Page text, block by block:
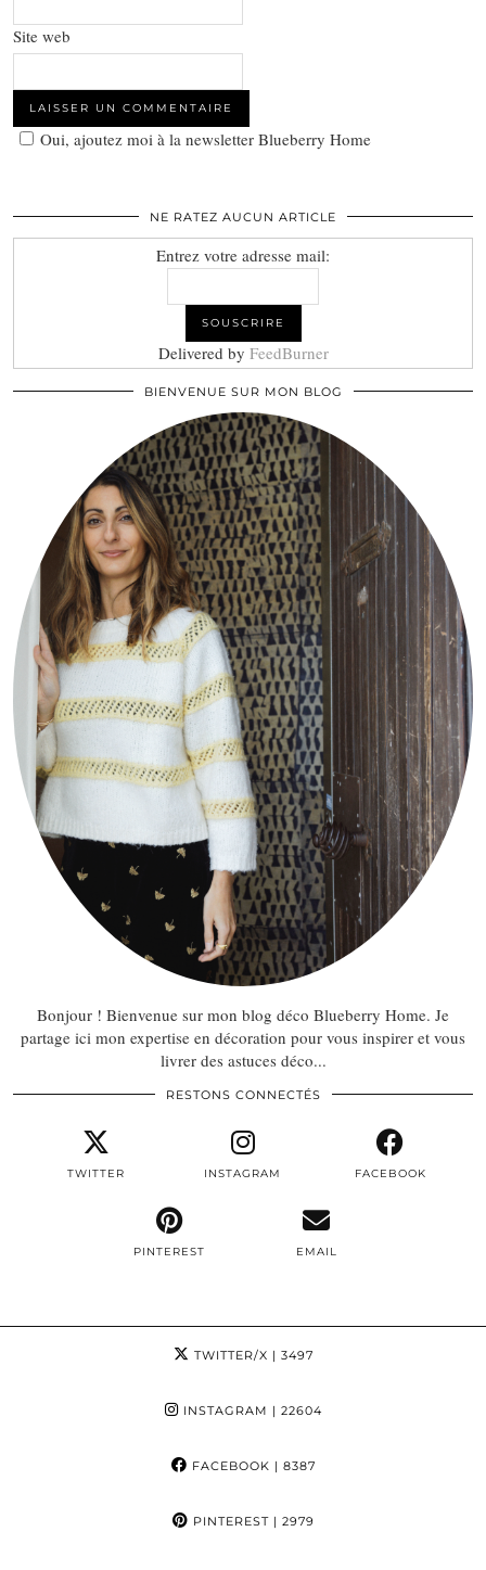
Site web
Oui, ajoutez moi à la newsletter Blueberry Home
NE RATEZ AUCUN ARTICLE
Entrez votre adresse mail:
Delivered by FeedBurner
BIENVENUE SUR MON BLOG
Bonjour ! Bienvenue sur mon blog déco Blueberry Home. Je
partage ici mon expertise en décoration pour vous inspirer et vous
livrer des astuces déco...
RESTONS CONNECTÉS
TWITTER INSTAGRAM FACEBOOK
PINTEREST EMAIL
TWITTER/X | 3497
INSTAGRAM | 22604
FACEBOOK | 8387
PINTEREST| 2979